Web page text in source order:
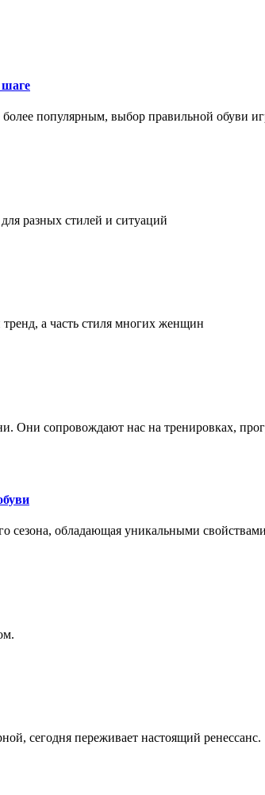
популярным, выбор правильной обуви
разных стилей и ситуаций
а часть стиля многих женщин
Они сопровождают нас на тренировках,
сезона, обладающая уникальными
сегодня переживает настоящий ренессанс.